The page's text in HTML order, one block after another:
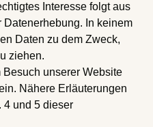
Interesse folgt aus
In keinem
Daten zu dem Zweck,
ziehen.
unserer Website
Nähere Erläuterungen
4 und 5 dieser